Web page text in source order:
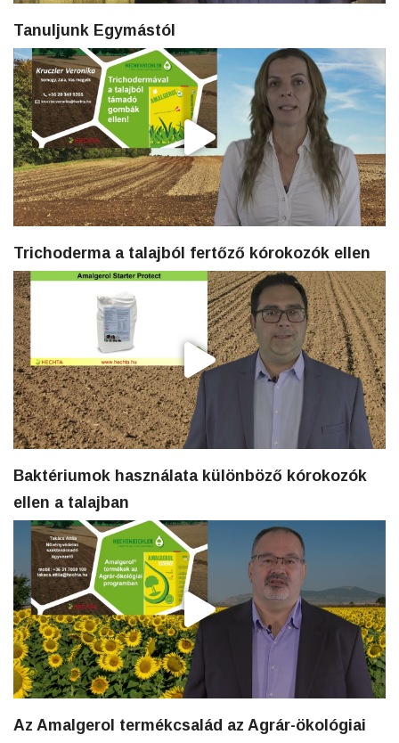
Tanuljunk Egymástól
Trichoderma a talajból fertőző kórokozók ellen
Baktériumok használata különböző kórokozók
ellen a talajban
Az Amalgerol termékcsalád az Agrár-ökológiai